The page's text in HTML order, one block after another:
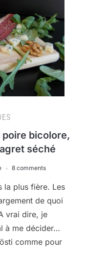
bicolore,
séché
8 comments
la plus fière. Les
de quoi
vrai dire, je
à me décider…
comme pour